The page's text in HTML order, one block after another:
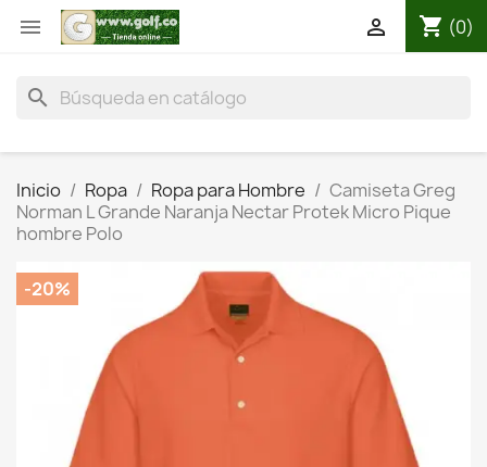
 shopping_cart (0)

search
Inicio Ropa Ropa para Hombre
Camiseta Greg
Norman L Grande Naranja Nectar Protek Micro Pique
hombre Polo
-20%